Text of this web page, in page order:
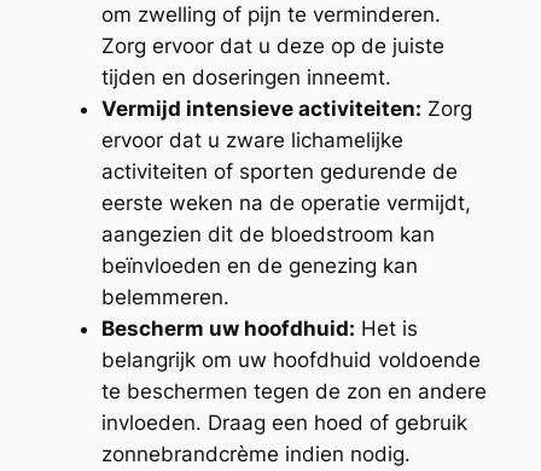
om zwelling of pijn te verminderen.
Zorg ervoor dat u deze op de juiste
tijden en doseringen inneemt.
Vermijd intensieve activiteiten: Zorg
ervoor dat u zware lichamelijke
activiteiten of sporten gedurende de
eerste weken na de operatie vermijdt,
aangezien dit de bloedstroom kan
beïnvloeden en de genezing kan
belemmeren.
Bescherm uw hoofdhuid: Het is
belangrijk om uw hoofdhuid voldoende
te beschermen tegen de zon en andere
invloeden. Draag een hoed of gebruik
zonnebrandcrème indien nodig.